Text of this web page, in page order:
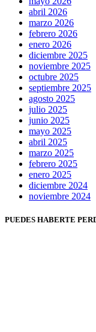
abril 2026
marzo 2026
febrero 2026
enero 2026
diciembre 2025
noviembre 2025
octubre 2025
septiembre 2025
agosto 2025
julio 2025
junio 2025
mayo 2025
abril 2025
marzo 2025
febrero 2025
enero 2025
diciembre 2024
noviembre 2024
PUEDES HABERTE